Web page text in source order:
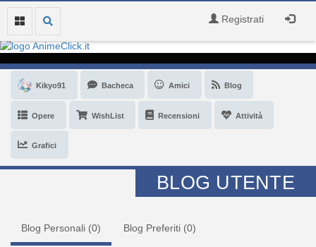
Registrati
Kikyo91 Bacheca Amici Blog
Opere WishList Recensioni Attività
Grafici
BLOG UTENTE
Blog Personali (0) Blog Preferiti (0)